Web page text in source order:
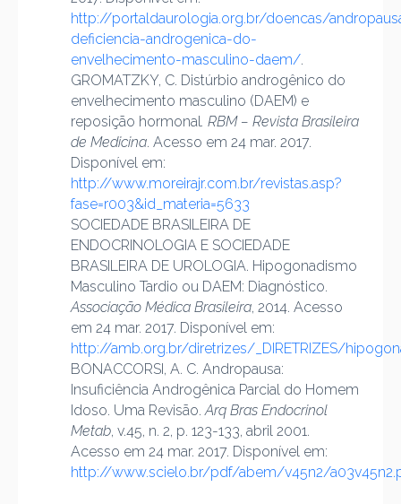
http://portaldaurologia.org.br/doencas/
deficiencia-androgenica-do-
envelhecimento-masculino-daem/.
GROMATZKY, C. Distúrbio androgênico do
envelhecimento masculino (DAEM) e
reposição hormonal. RBM – Revista Brasileira
de Medicina. Acesso em 24 mar. 2017.
Disponível em:
http://www.moreirajr.com.br/revistas.asp?
fase=r003&id_materia=5633
SOCIEDADE BRASILEIRA DE
ENDOCRINOLOGIA E SOCIEDADE
BRASILEIRA DE UROLOGIA. Hipogonadismo
Masculino Tardio ou DAEM: Diagnóstico.
Associação Médica Brasileira, 2014. Acesso
em 24 mar. 2017. Disponível em:
http://amb.org.br/diretrizes/_DIRETRIZES/
BONACCORSI, A. C. Andropausa:
Insuficiência Androgênica Parcial do Homem
Idoso. Uma Revisão.Arq Bras Endocrinol
Metab, v.45, n. 2, p. 123-133, abril 2001.
Acesso em 24 mar. 2017. Disponível em:
http://www.scielo.br/pdf/abem/v45n2/